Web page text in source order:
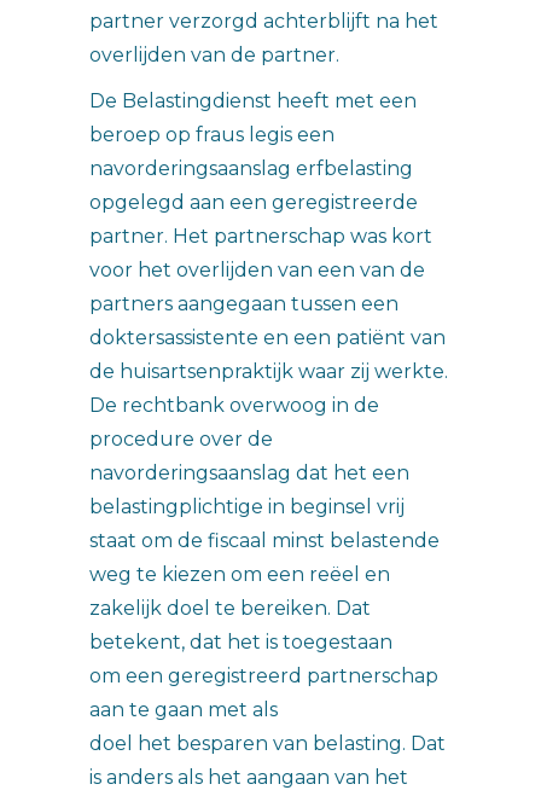
partner verzorgd achterblijft na het
overlijden van de partner.
De Belastingdienst heeft met een
beroep op fraus legis een
navorderingsaanslag erfbelasting
opgelegd aan een geregistreerde
partner. Het partnerschap was kort
voor het overlijden van een van de
partners aangegaan tussen een
doktersassistente en een patiënt van
de huisartsenpraktijk waar zij werkte.
De rechtbank overwoog in de
procedure over de
navorderingsaanslag dat het een
belastingplichtige in beginsel vrij
staat om de fiscaal minst belastende
weg te kiezen om een reëel en
zakelijk doel te bereiken. Dat
betekent, dat het is toegestaan
om een geregistreerd partnerschap
aan te gaan met als
doel het besparen van belasting. Dat
is anders als het aangaan van het